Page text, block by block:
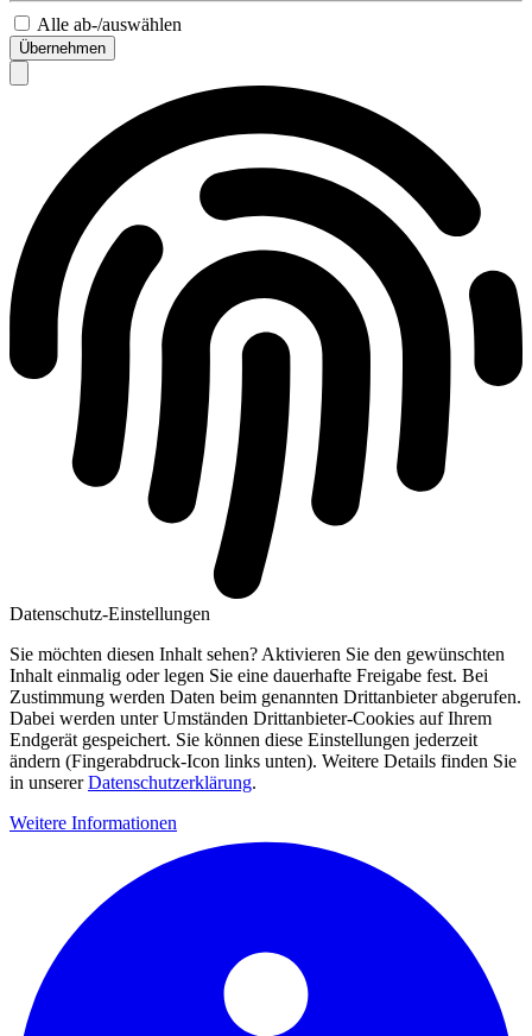
Alle ab-/auswählen
Übernehmen
Datenschutz-Einstellungen
Sie möchten diesen Inhalt sehen? Aktivieren Sie den gewünschten
Inhalt einmalig oder legen Sie eine dauerhafte Freigabe fest. Bei
Zustimmung werden Daten beim genannten Drittanbieter abgerufen.
Dabei werden unter Umständen Drittanbieter-Cookies auf Ihrem
Endgerät gespeichert. Sie können diese Einstellungen jederzeit
ändern (Fingerabdruck-Icon links unten). Weitere Details finden Sie
in unsererDatenschutzerklärung.
Weitere Informationen